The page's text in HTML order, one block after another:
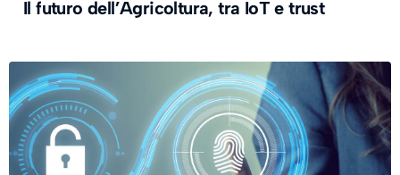
Il futuro dell’Agricoltura, tra IoT e trust